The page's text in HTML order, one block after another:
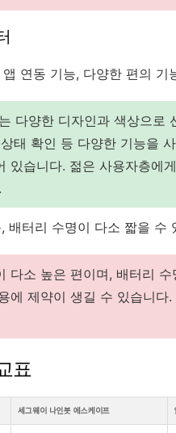
연동 기능, 다양한 편의 기
다양한 디자인과 색상으로
태 확인 등 다양한 기능을
있습니다. 젊은 사용자층에
배터리 수명이 다소 짧을 수
다소 높은 편이며, 배터리
에 제약이 생길 수 있습니
표
세그웨이 나인봇 에스케이프